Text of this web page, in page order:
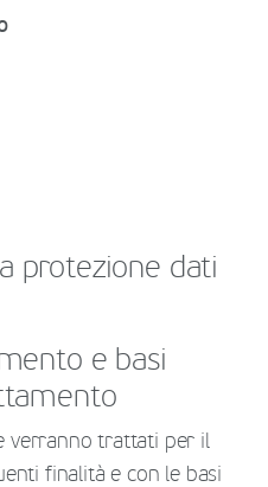
protezione dati
e basi
verranno trattati per il
finalità e con le basi